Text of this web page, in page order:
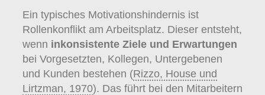
Ein typisches Motivationshindernis ist
Rollenkonflikt am Arbeitsplatz. Dieser entsteht,
wenn inkonsistente Ziele und Erwartungen
bei Vorgesetzten, Kollegen, Untergebenen
und Kunden bestehen (Rizzo, House und
Lirtzman, 1970). Das führt bei den Mitarbeitern